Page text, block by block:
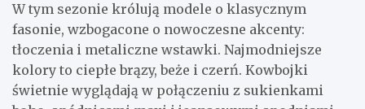
W tym sezonie królują modele o klasycznym
fasonie, wzbogacone o nowoczesne akcenty:
tłoczenia i metaliczne wstawki. Najmodniejsze
kolory to ciepłe brązy, beże i czerń. Kowbojki
świetnie wyglądają w połączeniu z sukienkami